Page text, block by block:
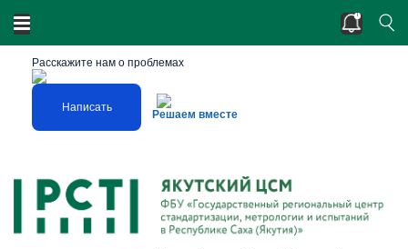
Двойные стандарты? Нарушено единство
Расскажите нам о проблемах
Написать
Решаем вместе